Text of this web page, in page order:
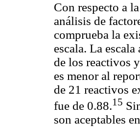
Con respecto a
análisis de
comprueba la
escala. La
de los reactivos
es menor al
de 21 reactivos
fue de 0.88.15
son aceptables